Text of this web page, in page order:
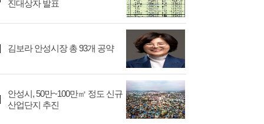
진대상자 발표
김보라 안성시장 총 93개 공약
안성시, 50만~100만㎡ 정도 신규
산업단지 추진